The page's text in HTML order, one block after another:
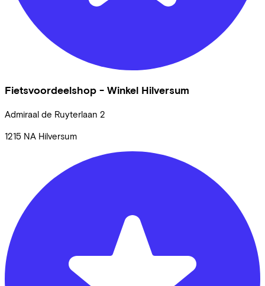
Fietsvoordeelshop - Winkel Hilversum
Admiraal de Ruyterlaan 2
1215 NA Hilversum